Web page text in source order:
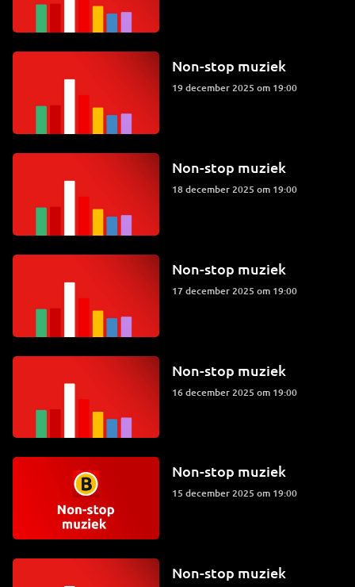
Non-stop muziek
19 december 2025 om 19:00
Non-stop muziek
18 december 2025 om 19:00
Non-stop muziek
17 december 2025 om 19:00
Non-stop muziek
16 december 2025 om 19:00
Non-stop muziek
15 december 2025 om 19:00
Non-stop muziek